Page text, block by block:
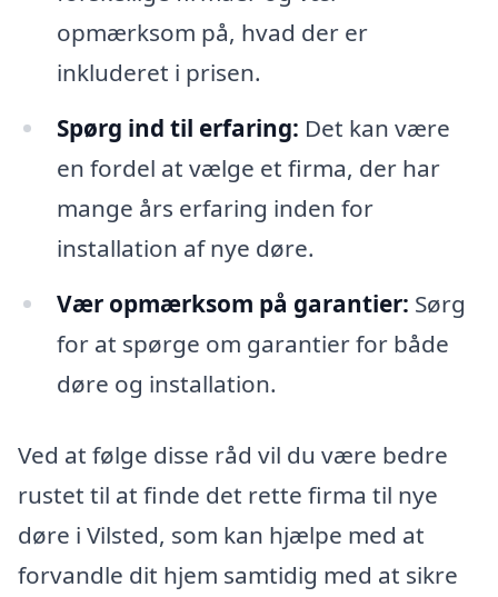
opmærksom på, hvad der er
inkluderet i prisen.
Spørg ind til erfaring: Det kan være
en fordel at vælge et firma, der har
mange års erfaring inden for
installation af nye døre.
Vær opmærksom på garantier: Sørg
for at spørge om garantier for både
døre og installation.
Ved at følge disse råd vil du være bedre
rustet til at finde det rette firma til nye
døre i Vilsted, som kan hjælpe med at
forvandle dit hjem samtidig med at sikre